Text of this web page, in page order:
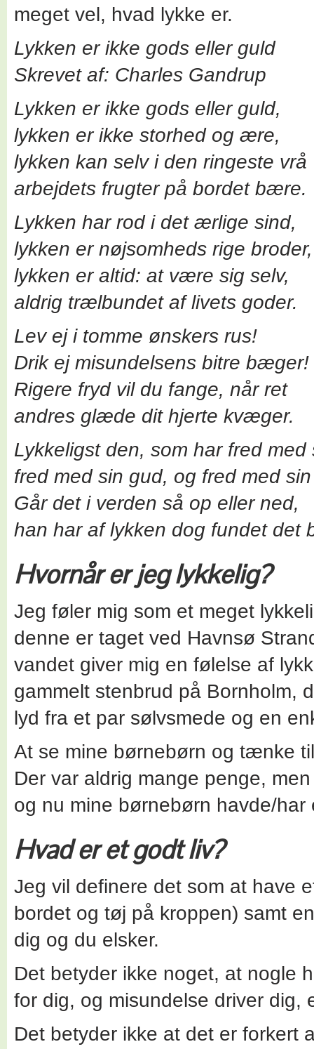
meget vel, hvad lykke er.
Lykken er ikke gods eller guld
Skrevet af: Charles Gandrup
Lykken er ikke gods eller guld,
lykken er ikke storhed og ære,
lykken kan selv i den ringeste vrå
arbejdets frugter på bordet bære.
Lykken har rod i det ærlige sind,
lykken er nøjsomheds rige broder,
lykken er altid: at være sig selv,
aldrig trælbundet af livets goder.
Lev ej i tomme ønskers rus!
Drik ej misundelsens bitre bæger!
Rigere fryd vil du fange, når ret
andres glæde dit hjerte kvæger.
Lykkeligst den, som har fred med
fred med sin gud, og fred med
Går det i verden så op eller ned,
han har af lykken dog fundet det
Hvornår er jeg lykkelig?
Jeg føler mig som et meget
denne er taget ved Havnsø
vandet giver mig en følelse af
gammelt stenbrud på Bornholm,
lyd fra et par sølvsmede og en
At se mine børnebørn og tænke
Der var aldrig mange penge,
og nu mine børnebørn havde/har
Hvad er et godt liv?
Jeg vil definere det som at have
bordet og tøj på kroppen) samt
dig og du elsker.
Det betyder ikke noget, at nogle
for dig, og misundelse driver
Det betyder ikke at det er forkert